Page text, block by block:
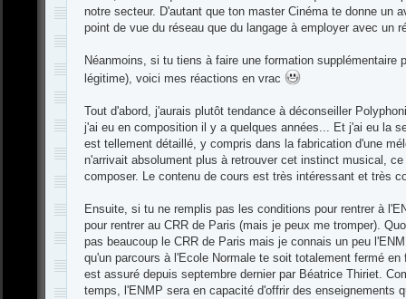
notre secteur. D'autant que ton master Cinéma te donne un
point de vue du réseau que du langage à employer avec un
Néanmoins, si tu tiens à faire une formation
légitime), voici mes réactions en vrac
Tout d'abord, j'aurais plutôt tendance à déconseiller
j'ai eu en composition il y a quelques années... Et j'ai eu la
est tellement détaillé, y compris dans la fabrication d'une
n'arrivait absolument plus à retrouver cet instinct musical,
composer. Le contenu de cours est très intéressant et très
Ensuite, si tu ne remplis pas les conditions pour rentrer à
pour rentrer au CRR de Paris (mais je peux me tromper).
pas beaucoup le CRR de Paris mais je connais un peu
qu'un parcours à l'Ecole Normale te soit totalement fermé
est assuré depuis septembre dernier par Béatrice Thiriet.
temps, l'ENMP sera en capacité d'offrir des enseignements